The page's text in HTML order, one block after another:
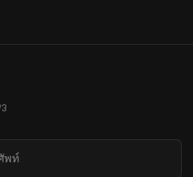
พท์